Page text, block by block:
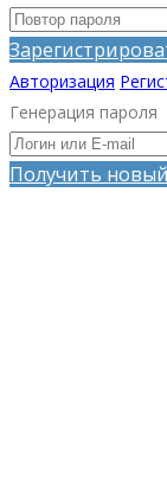
Авторизация
Генерация пароля
Получить